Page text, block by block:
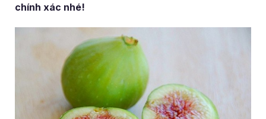
chính xác nhé!